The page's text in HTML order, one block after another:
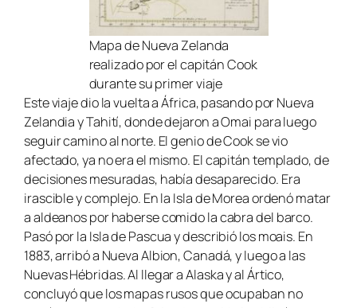
Mapa de Nueva Zelanda
realizado por el capitán Cook
durante su primer viaje
Este viaje dio la vuelta a África, pasando por Nueva
Zelandia y Tahití, donde dejaron a Omai para luego
seguir camino al norte. El genio de Cook se vio
afectado, ya no era el mismo. El capitán templado, de
decisiones mesuradas, había desaparecido. Era
irascible y complejo. En la Isla de Morea ordenó matar
a aldeanos por haberse comido la cabra del barco.
Pasó por la Isla de Pascua y describió los moais. En
1883, arribó a Nueva Albion, Canadá, y luego a las
Nuevas Hébridas. Al llegar a Alaska y al Ártico,
concluyó que los mapas rusos que ocupaban no